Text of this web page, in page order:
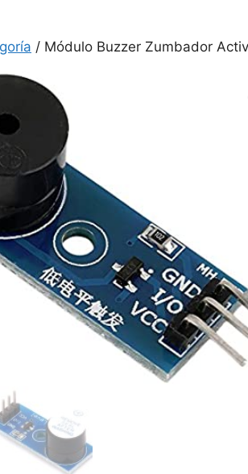
/ Módulo Buzzer Zumbador